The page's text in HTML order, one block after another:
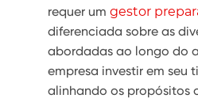
requer um gestor
diferenciada sobre as
abordadas ao longo do
empresa investir em seu
alinhando os propósitos